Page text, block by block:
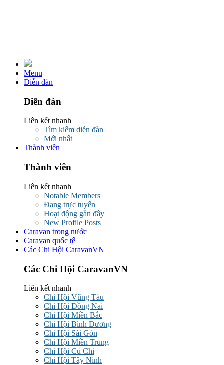
Menu
Diễn đàn
Diễn đàn
Liên kết nhanh
Tìm kiếm diễn đàn
Mới nhất
Thành viên
Thành viên
Liên kết nhanh
Notable Members
Đang trực tuyến
Hoạt động gần đây
New Profile Posts
Caravan trong nước
Caravan quốc tế
Các Chi Hội CaravanVN
Các Chi Hội CaravanVN
Liên kết nhanh
Chi Hội Vũng Tàu
Chi Hội Đồng Nai
Chi Hội Miền Bắc
Chi Hội Bình Dương
Chi Hội Sài Gòn
Chi Hội Miền Trung
Chi Hội Củ Chi
Chi Hội Tây Ninh